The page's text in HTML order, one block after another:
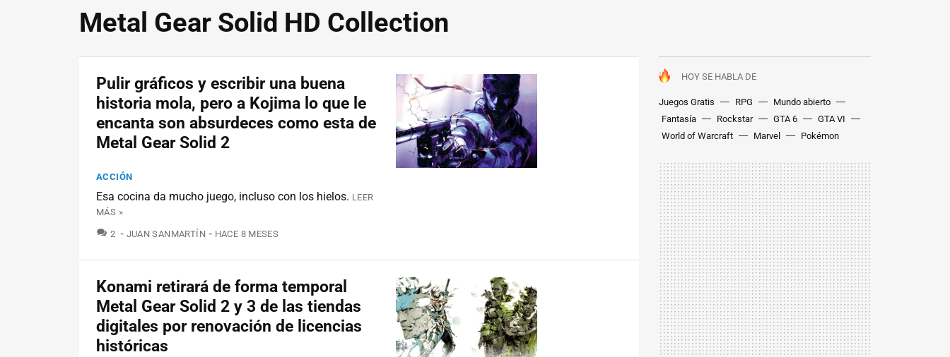
Metal Gear Solid HD Collection
HOY SE HABLA DE
Juegos Gratis RPG
Mundo abierto
Fantasía
Rockstar GTA 6
GTA VI
World of Warcraft
Marvel Pokémon
Pulir gráficos y escribir una buena
historia mola, pero a Kojima lo que le
encanta son absurdeces como esta de
Metal Gear Solid 2
ACCIÓN
Esa cocina da mucho juego, incluso con los hielos. LEER
MÁS »
2 COMENTARIOS
JUAN SANMARTÍN HACE 8 MESES
Konami retirará de forma temporal
Metal Gear Solid 2 y 3 de las tiendas
digitales por renovación de licencias
históricas